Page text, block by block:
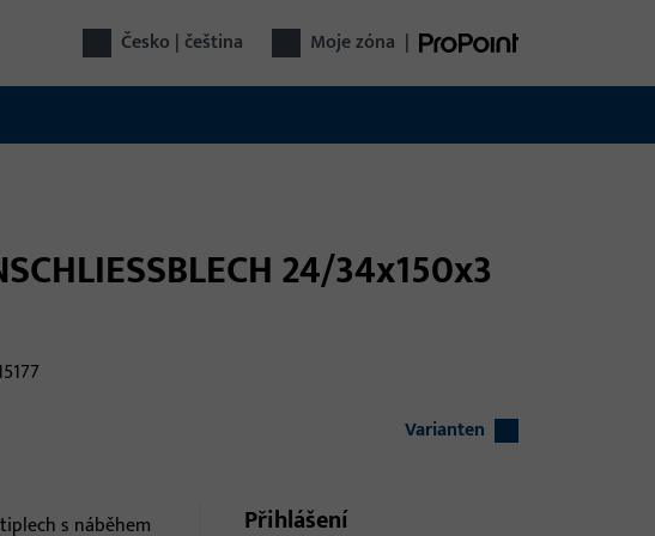
Česko | čeština Moje zóna |
24/34x150x3
Varianten
s náběhem
Přihlášení